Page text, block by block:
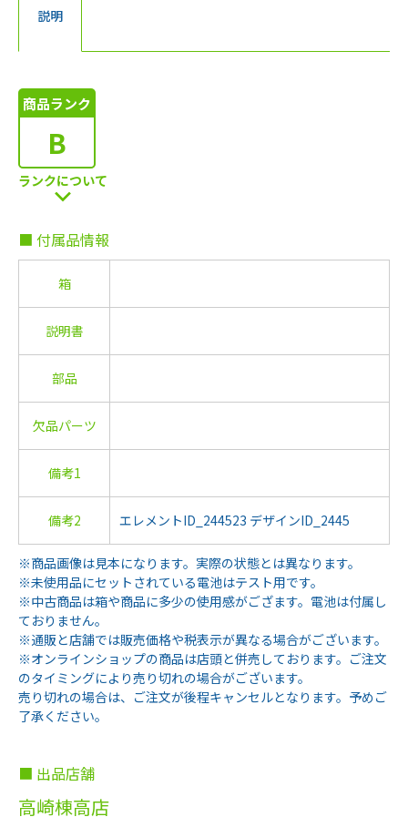
説明
商品ランク
B
ランクについて
■ 付属品情報
箱
説明書
部品
欠品パーツ
備考1
備考2 エレメントID_244523 デザインID_2445
※商品画像は見本になります。実際の状態とは異なります。
※未使用品にセットされている電池はテスト用です。
※中古商品は箱や商品に多少の使用感がござます。電池は付属し
ておりません。
※通販と店舗では販売価格や税表示が異なる場合がございます。
※オンラインショップの商品は店頭と併売しております。ご注文
のタイミングにより売り切れの場合がございます。
売り切れの場合は、ご注文が後程キャンセルとなります。予めご
了承ください。
■ 出品店舗
高崎棟高店